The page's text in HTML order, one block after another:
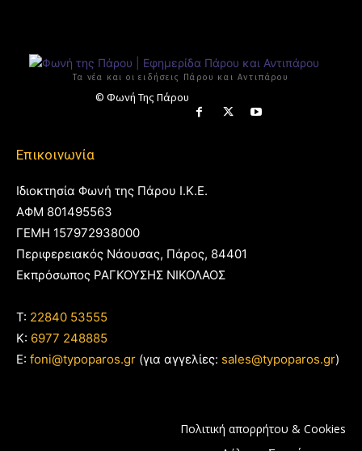
Τα νέα και οι ειδήσεις Πάρου και Αντιπάρου
© Φωνή Της Πάρου
Επικοινωνία
Ιδιοκτησία Φωνή της Πάρου Ι.Κ.Ε.
ΑΦΜ 801495563
ΓΕΜΗ 157972938000
Περιφερειακός Νάουσας, Πάρος, 84401
Εκπρόσωπος ΡΑΓΚΟΥΣΗΣ ΝΙΚΟΛΑΟΣ
T: 22840 53555
Κ: 6977 248885
E: foni@typoparos.gr (για αγγελίες: sales@typoparos.gr)
Πολιτική απορρήτου & Cookies